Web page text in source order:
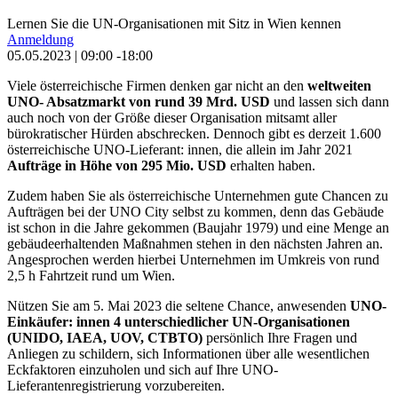
Lernen Sie die UN-Organisationen mit Sitz in Wien kennen
Anmeldung
05.05.2023 | 09:00 -18:00
Viele österreichische Firmen denken gar nicht an den weltweiten
UNO- Absatzmarkt von rund 39 Mrd. USD und lassen sich dann
auch noch von der Größe dieser Organisation mitsamt aller
bürokratischer Hürden abschrecken. Dennoch gibt es derzeit 1.600
österreichische UNO-Lieferant: innen, die allein im Jahr 2021
Aufträge in Höhe von 295 Mio. USD erhalten haben.
Zudem haben Sie als österreichische Unternehmen gute Chancen zu
Aufträgen bei der UNO City selbst zu kommen, denn das Gebäude
ist schon in die Jahre gekommen (Baujahr 1979) und eine Menge an
gebäudeerhaltenden Maßnahmen stehen in den nächsten Jahren an.
Angesprochen werden hierbei Unternehmen im Umkreis von rund
2,5 h Fahrtzeit rund um Wien.
Nützen Sie am 5. Mai 2023 die seltene Chance, anwesenden UNO-
Einkäufer: innen 4 unterschiedlicher UN-Organisationen
(UNIDO, IAEA, UOV, CTBTO) persönlich Ihre Fragen und
Anliegen zu schildern, sich Informationen über alle wesentlichen
Eckfaktoren einzuholen und sich auf Ihre UNO-
Lieferantenregistrierung vorzubereiten.